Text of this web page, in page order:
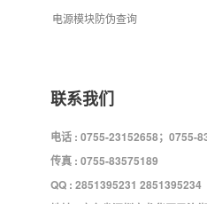
电源模块防伪查询
联系我们
电话 : 0755-23152658；0755-
传真 : 0755-83575189
QQ : 2851395231 2851395234